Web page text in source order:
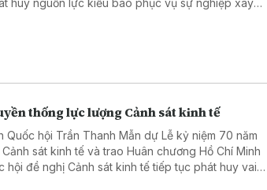
thống lực lượng Cảnh sát kinh tế
Quốc hội Trần Thanh Mẫn dự Lễ kỷ niệm 70 năm
sát kinh tế và trao Huân chương Hồ Chí Minh
hội đề nghị Cảnh sát kinh tế tiếp tục phát huy vai